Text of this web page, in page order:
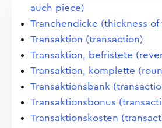
auch piece)
Tranchendicke (thickness of
Transaktion (transaction)
Transaktion, befristete
Transaktion, komplette
Transaktionsbank
Transaktionsbonus
Transaktionskosten